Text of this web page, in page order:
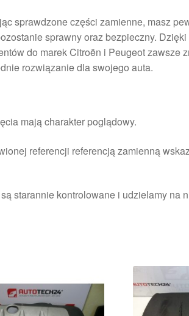
sprawdzone części zamienne, masz
sprawny oraz bezpieczny.
do marek Citroën i Peugeot zawsze
rozwiązanie dla swojego auta.
mają charakter poglądowy.
referencji referencją zamienną
starannie kontrolowane i udzielamy na